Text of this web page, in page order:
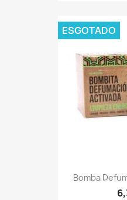
Bomba
ESGOTADO